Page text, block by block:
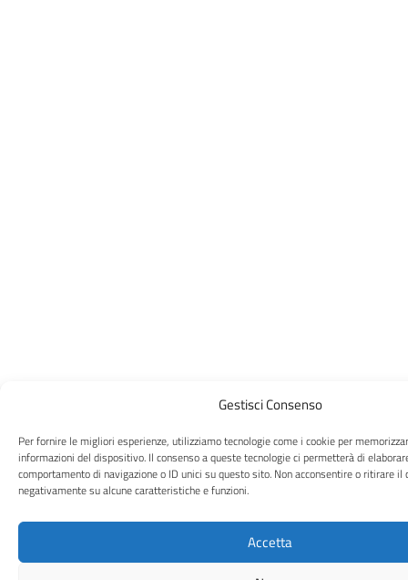
Gestisci Consenso
Per fornire le migliori esperienze, utilizziamo tecnologie come i cookie per
informazioni del dispositivo. Il consenso a queste tecnologie ci permetterà di
comportamento di navigazione o ID unici su questo sito. Non acconsentire o ritirare il
negativamente su alcune caratteristiche e funzioni.
Accetta